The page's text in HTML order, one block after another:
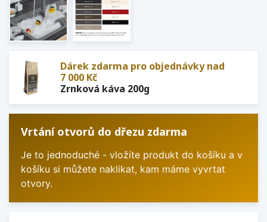
Dárek zdarma pro objednávky nad
7 000 Kč
Zrnková káva 200g
Vrtání otvorů do dřezu zdarma
Je to jednoduché - vložíte produkt do košíku a v
košíku si můžete naklikat, kam máme vyvrtat
otvory.